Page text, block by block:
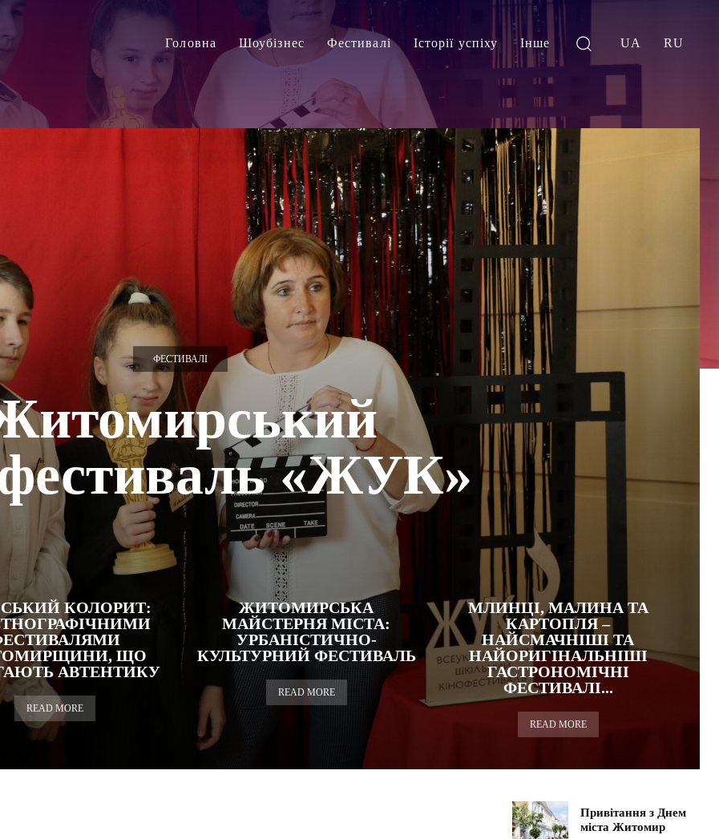
Головна Шоубізнес Фестивалі Історії успіху Інше UA RU
ФЕСТИВАЛІ
«ЖУК»
КОЛОРИТ:
ЩО
АВТЕНТИКУ
READ MORE
ЖИТОМИРСЬКА
МАЙСТЕРНЯ МІСТА:
УРБАНІСТИЧНО-
КУЛЬТУРНИЙ ФЕСТИВАЛЬ
READ MORE
МЛИНЦІ, МАЛИНА ТА
КАРТОПЛЯ –
НАЙСМАЧНІШІ ТА
НАЙОРИГІНАЛЬНІШІ
ГАСТРОНОМІЧНІ
ФЕСТИВАЛІ...
READ MORE
Привітання з Днем
міста Житомир